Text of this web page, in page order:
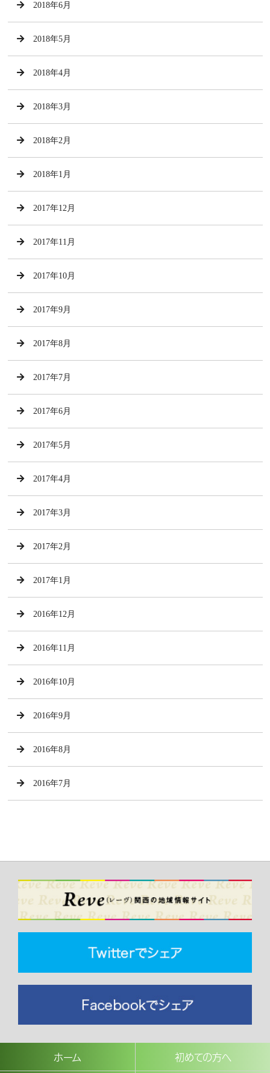
2018年6月
2018年5月
2018年4月
2018年3月
2018年2月
2018年1月
2017年12月
2017年11月
2017年10月
2017年9月
2017年8月
2017年7月
2017年6月
2017年5月
2017年4月
2017年3月
2017年2月
2017年1月
2016年12月
2016年11月
2016年10月
2016年9月
2016年8月
2016年7月
ホーム 初めての方へ